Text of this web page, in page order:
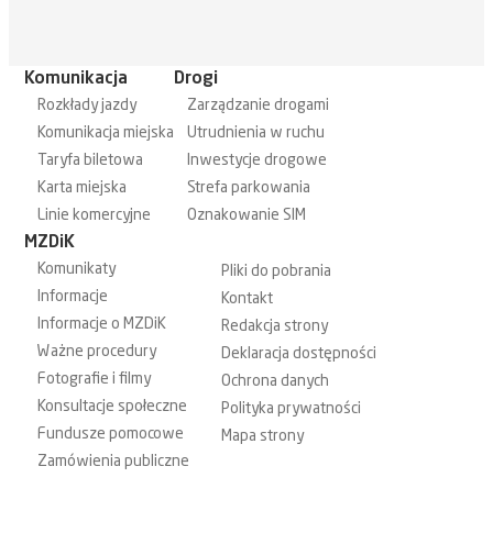
Komunikacja
Rozkłady jazdy
Komunikacja miejska
Taryfa biletowa
Karta miejska
Linie komercyjne
Drogi
Zarządzanie drogami
Utrudnienia w ruchu
Inwestycje drogowe
Strefa parkowania
Oznakowanie SIM
MZDiK
Komunikaty
Informacje
Informacje o MZDiK
Ważne procedury
Fotografie i filmy
Konsultacje społeczne
Fundusze pomocowe
Zamówienia publiczne
Pliki do pobrania
Kontakt
Redakcja strony
Deklaracja dostępności
Ochrona danych
Polityka prywatności
Mapa strony